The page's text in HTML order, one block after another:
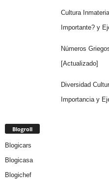
Cultura
Importante? y
Números
[Actualizado]
Diversidad
Importancia y
Blogroll
Blogicars
Blogicasa
Blogichef